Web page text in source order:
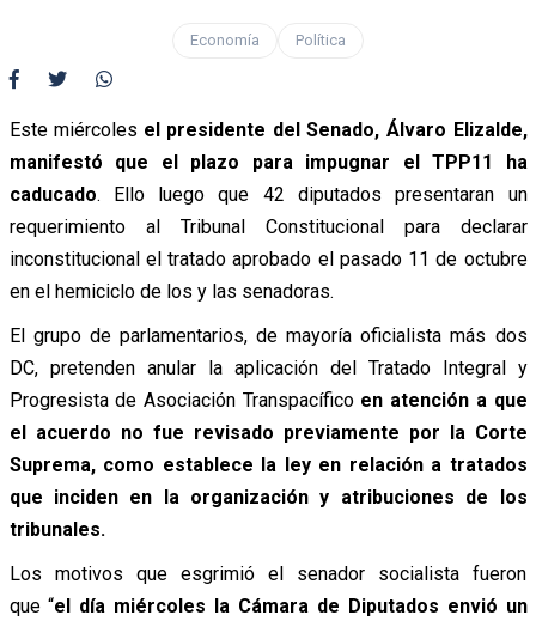
Economía Política
Este miércoles el presidente del Senado, Álvaro Elizalde,
manifestó que el plazo para impugnar el TPP11 ha
caducado. Ello luego que 42 diputados presentaran un
requerimiento al Tribunal Constitucional para declarar
inconstitucional el tratado aprobado el pasado 11 de octubre
en el hemiciclo de los y las senadoras.
El grupo de parlamentarios, de mayoría oficialista más dos
DC, pretenden anular la aplicación del Tratado Integral y
Progresista de Asociación Transpacíficoen atención a que
el acuerdo no fue revisado previamente por la Corte
Suprema, como establece la ley en relación a tratados
que inciden en la organización y atribuciones de los
tribunales.
Los motivos que esgrimió el senador socialista fueron
que “el día miércoles la Cámara de Diputados envió un